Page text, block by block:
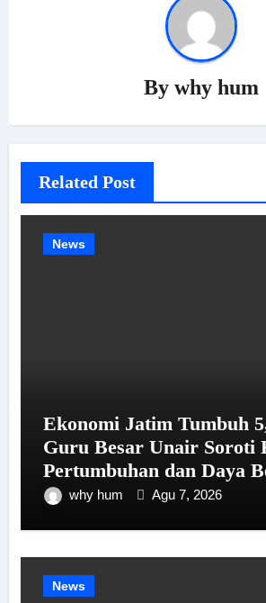
By why hum
Related Post
News
Ekonomi Jatim Tumbuh
Guru Besar Unair Soroti
Pertumbuhan dan Daya
why hum Agu 7, 2026
News